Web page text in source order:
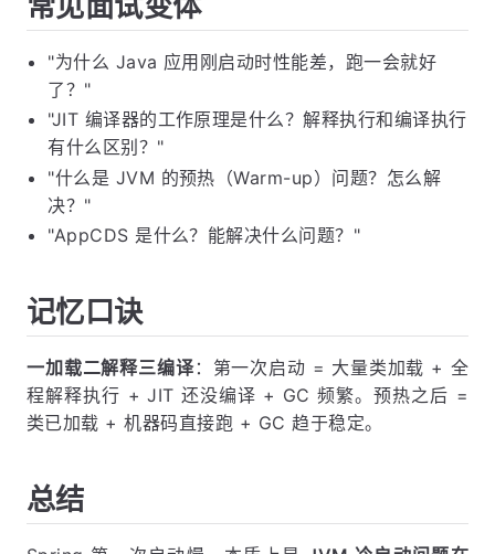
"为什么 Java 应用刚启动时性能差，跑一会就好
了？"
"JIT 编译器的工作原理是什么？解释执行和编译执行
有什么区别？"
"什么是 JVM 的预热（Warm-up）问题？怎么解
决？"
"AppCDS 是什么？能解决什么问题？"
记忆口诀
一加载二解释三编译：第一次启动 = 大量类加载 + 全
程解释执行 + JIT 还没编译 + GC 频繁。预热之后 =
类已加载 + 机器码直接跑 + GC 趋于稳定。
总结